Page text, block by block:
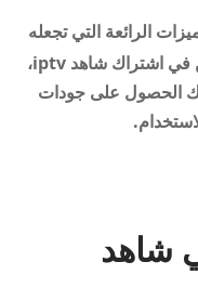
الرائعة التي تجعله
مفضل لدي الكثير من العملاء الراغبين في اشتراك شاهد iptv،
الحصول على جودات
شاهد